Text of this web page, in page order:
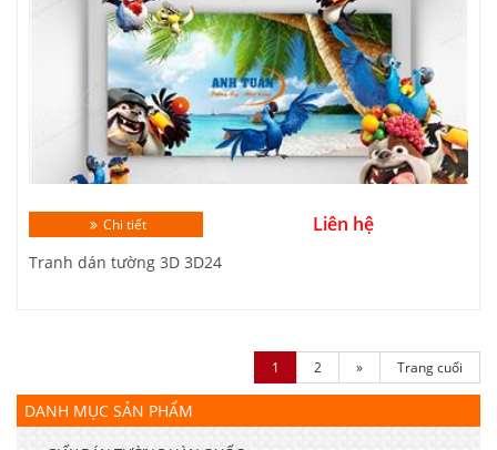
Chi tiết Liên hệ
Tranh dán tường 3D 3D24
1 2 » Trang cuối
DANH MỤC SẢN PHẨM